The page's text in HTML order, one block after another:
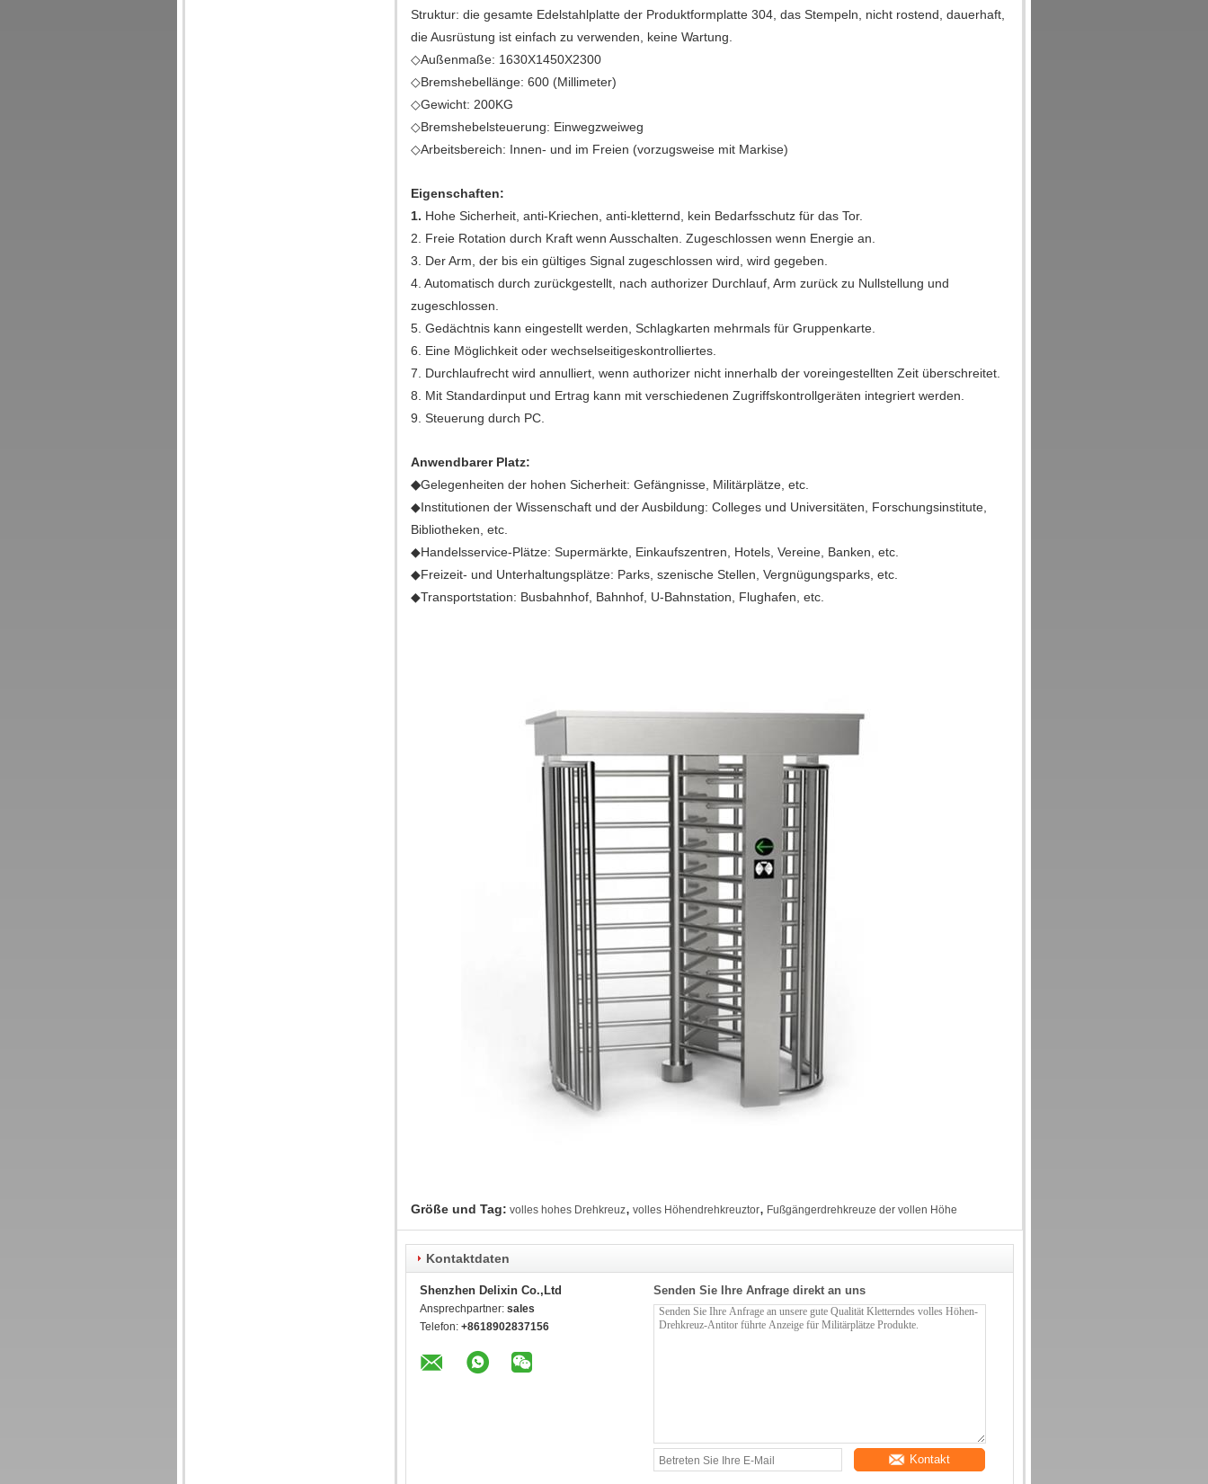
Struktur: die gesamte Edelstahlplatte der Produktformplatte 304, das Stempeln, nicht rostend, dauerhaft,
die Ausrüstung ist einfach zu verwenden, keine Wartung.
◇Außenmaße: 1630X1450X2300
◇Bremshebellänge: 600 (Millimeter)
◇Gewicht: 200KG
◇Bremshebelsteuerung: Einwegzweiweg
◇Arbeitsbereich: Innen- und im Freien (vorzugsweise mit Markise)
Eigenschaften:
1. Hohe Sicherheit, anti-Kriechen, anti-kletternd, kein Bedarfsschutz für das Tor.
2. Freie Rotation durch Kraft wenn Ausschalten. Zugeschlossen wenn Energie an.
3. Der Arm, der bis ein gültiges Signal zugeschlossen wird, wird gegeben.
4. Automatisch durch zurückgestellt, nach authorizer Durchlauf, Arm zurück zu Nullstellung und
zugeschlossen.
5. Gedächtnis kann eingestellt werden, Schlagkarten mehrmals für Gruppenkarte.
6. Eine Möglichkeit oder wechselseitigeskontrolliertes.
7. Durchlaufrecht wird annulliert, wenn authorizer nicht innerhalb der voreingestellten Zeit überschreitet.
8. Mit Standardinput und Ertrag kann mit verschiedenen Zugriffskontrollgeräten integriert werden.
9. Steuerung durch PC.
Anwendbarer Platz:
◆Gelegenheiten der hohen Sicherheit: Gefängnisse, Militärplätze, etc.
◆Institutionen der Wissenschaft und der Ausbildung: Colleges und Universitäten, Forschungsinstitute,
Bibliotheken, etc.
◆Handelsservice-Plätze: Supermärkte, Einkaufszentren, Hotels, Vereine, Banken, etc.
◆Freizeit- und Unterhaltungsplätze: Parks, szenische Stellen, Vergnügungsparks, etc.
◆Transportstation: Busbahnhof, Bahnhof, U-Bahnstation, Flughafen, etc.
Größe und Tag: volles hohes Drehkreuz, volles Höhendrehkreuztor, Fußgängerdrehkreuze der vollen Höhe
Kontaktdaten
Shenzhen Delixin Co.,Ltd
Ansprechpartner: sales
Telefon: +8618902837156
Senden Sie Ihre Anfrage direkt an uns
Kontakt